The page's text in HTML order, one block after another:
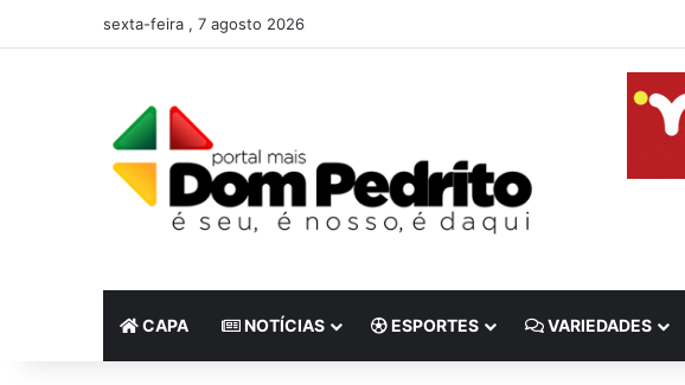
sexta-feira , 7 agosto 2026
CAPA NOTÍCIAS ESPORTES VARIEDADES